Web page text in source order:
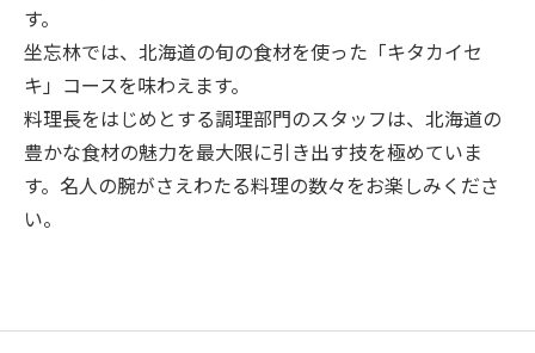
す。
坐忘林では、北海道の旬の食材を使った「キタカイセ
キ」コースを味わえます。
料理長をはじめとする調理部門のスタッフは、北海道の
豊かな食材の魅力を最大限に引き出す技を極めていま
す。名人の腕がさえわたる料理の数々をお楽しみくださ
い。